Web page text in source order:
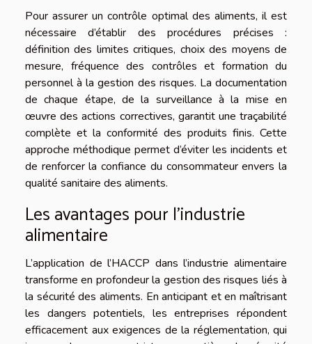
Pour assurer un contrôle optimal des aliments, il est
nécessaire d’établir des procédures précises :
définition des limites critiques, choix des moyens de
mesure, fréquence des contrôles et formation du
personnel à la gestion des risques. La documentation
de chaque étape, de la surveillance à la mise en
œuvre des actions correctives, garantit une traçabilité
complète et la conformité des produits finis. Cette
approche méthodique permet d’éviter les incidents et
de renforcer la confiance du consommateur envers la
qualité sanitaire des aliments.
Les avantages pour l’industrie
alimentaire
L’application de l’HACCP dans l’industrie alimentaire
transforme en profondeur la gestion des risques liés à
la sécurité des aliments. En anticipant et en maîtrisant
les dangers potentiels, les entreprises répondent
efficacement aux exigences de la réglementation, qui